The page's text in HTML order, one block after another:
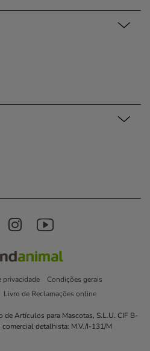
privacidade
Condições gerais
Livro de Reclamações online
Artículos para Mascotas, S.L.U. CIF B-
detalhista: M.V./I-131/M